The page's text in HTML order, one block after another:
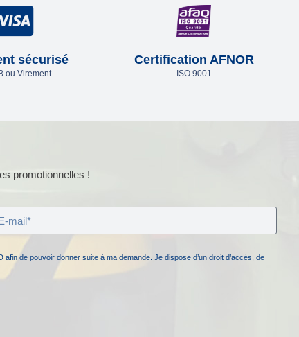
sécurisé
ou Virement
Certification AFNOR
ISO 9001
promotionnelles !
de pouvoir donner suite à ma demande. Je dispose d’un droit d’accès, de